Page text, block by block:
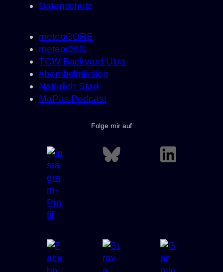
Datenschutz
meteoCORE
meteoOBS
TCW Backyard Ultra
#bembelmission
Natürlich Stark
MaPas Podcast
Folge mir auf